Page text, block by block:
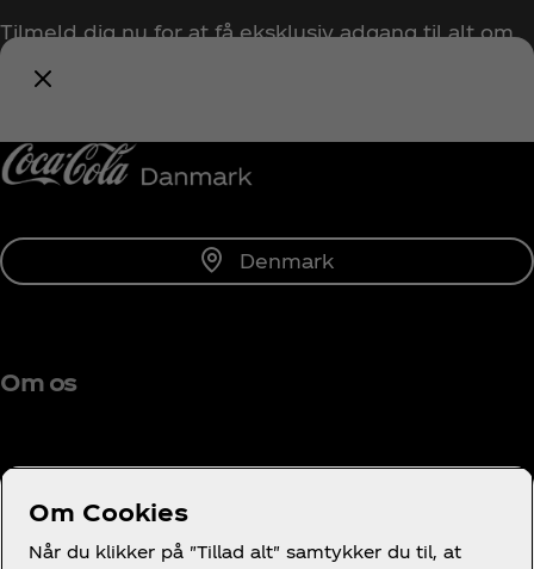
Tilmeld dig nu for at få eksklusiv adgang til alt om
Denmark
Om os
Brug for hjælp?
Om Cookies
Når du klikker på "Tillad alt" samtykker du til, at